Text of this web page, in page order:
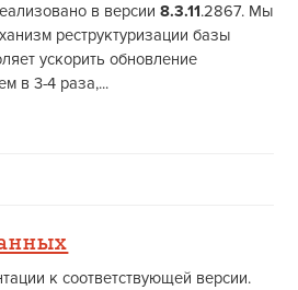
в версии8.3.11.2867. Мы
реструктуризации базы
ускорить обновление
в 3-4 раза,...
к соответствующей версии.